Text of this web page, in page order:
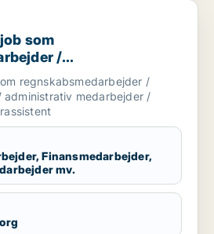
regnskabsmedarbejder /
som
/
/ administrativ
/
regnskabsmedarbejder /
administrativ medarbejder /
Finansmedarbejder,
mv.